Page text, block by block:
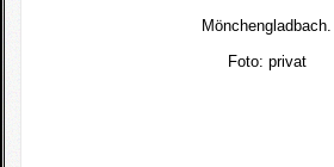
Mönchengladbach.
Foto: privat